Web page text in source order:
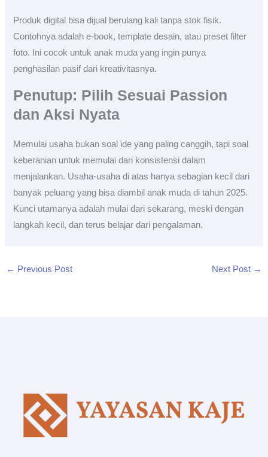
Produk digital bisa dijual berulang kali tanpa stok fisik.
Contohnya adalah e-book, template desain, atau preset filter
foto. Ini cocok untuk anak muda yang ingin punya
penghasilan pasif dari kreativitasnya.
Penutup: Pilih Sesuai Passion
dan Aksi Nyata
Memulai usaha bukan soal ide yang paling canggih, tapi soal
keberanian untuk memulai dan konsistensi dalam
menjalankan. Usaha-usaha di atas hanya sebagian kecil dari
banyak peluang yang bisa diambil anak muda di tahun 2025.
Kunci utamanya adalah mulai dari sekarang, meski dengan
langkah kecil, dan terus belajar dari pengalaman.
← Previous Post Next Post →